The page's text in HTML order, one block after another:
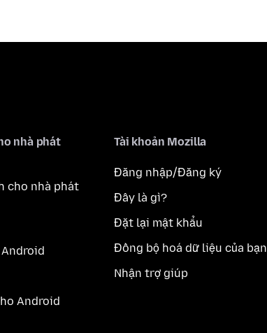
nhà phát
cho nhà phát
Android
Tài khoản Mozilla
Đăng nhập/Đăng ký
Đây là gì?
Đặt lại mật khẩu
Đồng bộ hoá dữ liệu của bạn
Nhận trợ giúp